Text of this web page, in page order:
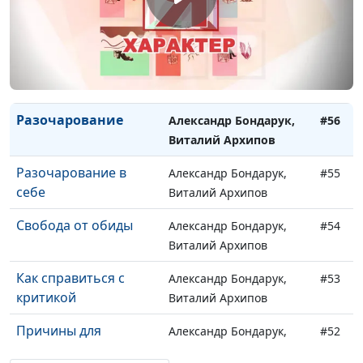
Отверженность
Юлия Синицына,
Александр Синицын
Разочарование в
людях
Александр Бондарук,
Виталий Архипов
Разочарование
Александр Бондарук,
Виталий Архипов
#56
Разочарование в
себе
Александр Бондарук,
Виталий Архипов
#55
Свобода от обиды
Александр Бондарук,
Виталий Архипов
#54
Как справиться с
критикой
Александр Бондарук,
Виталий Архипов
#53
Причины для
Александр Бондарук,
#52